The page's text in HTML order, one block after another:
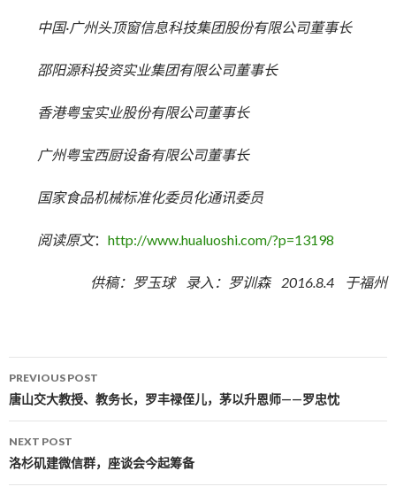
中国·广州头顶窗信息科技集团股份有限公司董事长
邵阳源科投资实业集团有限公司董事长
香港粤宝实业股份有限公司董事长
广州粤宝西厨设备有限公司董事长
国家食品机械标准化委员化通讯委员
阅读原文： http://www.hualuoshi.com/?p=13198
供稿：罗玉球 录入：罗训森 2016.8.4 于福州
Post navigation
PREVIOUS POST
唐山交大教授、教务长，罗丰禄侄儿，茅以升恩师——罗忠忱
NEXT POST
洛杉矶建微信群，座谈会今起筹备